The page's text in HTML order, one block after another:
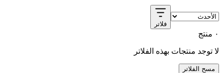
فلاتر
٠ منتج
لا توجد منتجات بهذه الفلاتر
مسح الفلاتر